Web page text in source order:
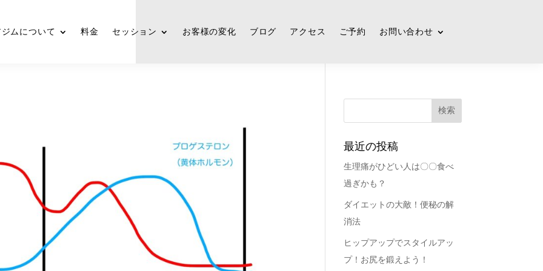
ムについて 料金 セッション お客様の変化 ブログ アクセス ご予約 お問い合わせ
最近の投稿
生理痛がひどい人は〇〇食べ
過ぎかも？
ダイエットの大敵！便秘の解
消法
ヒップアップでスタイルアッ
プ！お尻を鍛えよう！